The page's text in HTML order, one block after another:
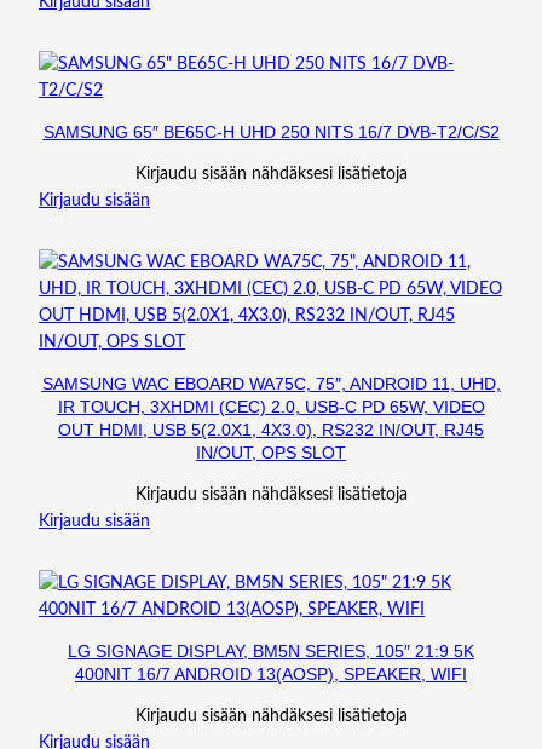
SAMSUNG 65″ BE65C-H UHD 250 NITS 16/7 DVB-T2/C/S2
Kirjaudu sisään nähdäksesi lisätietoja
Kirjaudu sisään
SAMSUNG WAC EBOARD WA75C, 75″, ANDROID 11, UHD,
IR TOUCH, 3XHDMI (CEC) 2.0, USB-C PD 65W, VIDEO
OUT HDMI, USB 5(2.0X1, 4X3.0), RS232 IN/OUT, RJ45
IN/OUT, OPS SLOT
Kirjaudu sisään nähdäksesi lisätietoja
Kirjaudu sisään
LG SIGNAGE DISPLAY, BM5N SERIES, 105″ 21:9 5K
400NIT 16/7 ANDROID 13(AOSP), SPEAKER, WIFI
Kirjaudu sisään nähdäksesi lisätietoja
Kirjaudu sisään